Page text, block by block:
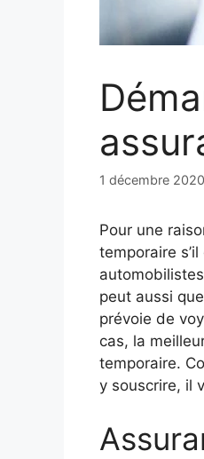
1 décembre 2020
Pour une
temporaire
peut aussi
prévoie de
cas, la
temporaire.
y souscrire, il